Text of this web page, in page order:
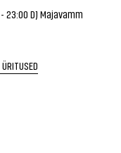
23:00 DJ Majavamm